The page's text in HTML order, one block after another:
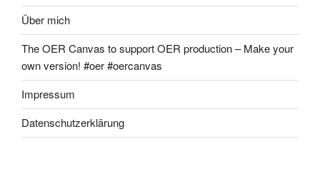
Über mich
The OER Canvas to support OER production – Make your
own version! #oer #oercanvas
Impressum
Datenschutzerklärung